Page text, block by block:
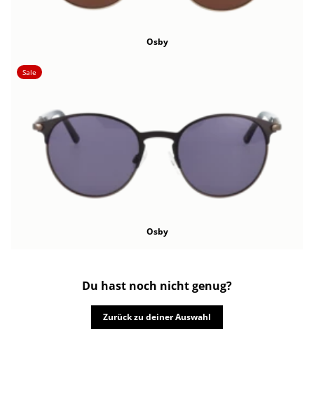
Osby
Sale
Osby
Du hast noch nicht genug?
Zurück zu deiner Auswahl